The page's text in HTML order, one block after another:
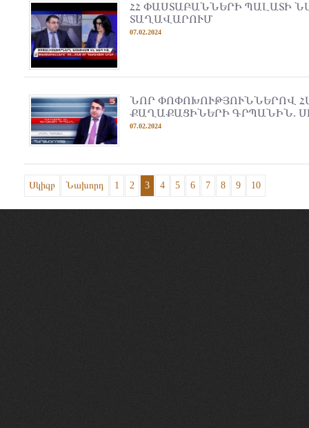
ՀՀ ՓԱՍՏԱԲԱՆՆԵՐԻ ՊԱԼԱՏԻ
ՏԱՂԱՎԱՐՈՒՄ
07.02.2024
ՆՈՐ ՓՈՓՈԽՈՒԹՅՈՒՆՆԵՐՈՎ
ՔԱՂԱՔԱՑԻՆԵՐԻ ԳՐՊԱՆԻՆ.
07.02.2024
Սկիզբ Նախորդ 1 2 3 4 5 6 7 8 9 10